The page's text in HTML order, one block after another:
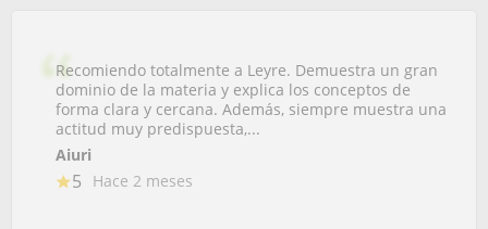
Recomiendo totalmente a Leyre. Demuestra un gran
dominio de la materia y explica los conceptos de
forma clara y cercana. Además, siempre muestra una
actitud muy predispuesta,...
Aiuri
5 Hace 2 meses